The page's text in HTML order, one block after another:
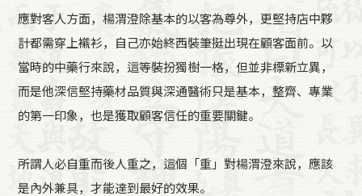
應對客人方面，楊渭澄除基本的以客為尊外，更堅持店中夥
計都需穿上襯衫，自己亦始終西裝筆挺出現在顧客面前。以
當時的中藥行來說，這等裝扮獨樹一格，但並非標新立異，
而是他深信堅持藥材品質與深通醫術只是基本，整齊、專業
的第一印象，也是獲取顧客信任的重要關鍵。
所謂人必自重而後人重之，這個「重」對楊渭澄來說，應該
是內外兼具，才能達到最好的效果。